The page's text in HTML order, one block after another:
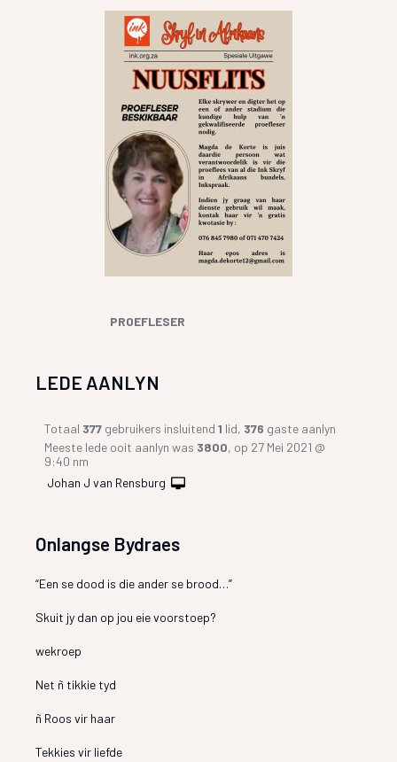
PROEFLESER
LEDE AANLYN
Totaal 377 gebruikers insluitend1 lid, 376 gaste aanlyn
Meeste lede ooit aanlyn was 3800, op 27 Mei 2021 @
9:40 nm
Johan J van Rensburg
Onlangse Bydraes
“Een se dood is die ander se brood…”
Skuit jy dan op jou eie voorstoep?
wekroep
Net ñ tikkie tyd
ñ Roos vir haar
Tekkies vir liefde